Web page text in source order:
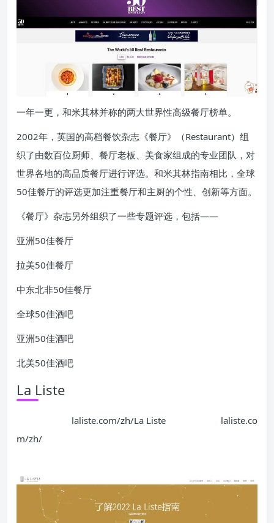
一年一更，和米其林并称的两大世界性高级餐厅榜单。
2002年，英国的高档餐饮杂志《餐厅》（Restaurant）组
织了由数百位厨师、餐厅老板、美食家组成的专业团队，对
世界各地的高品质餐厅进行评选。和米其林指南相比，全球
50佳餐厅的评选更加注重餐厅和主厨的个性、创新等方面。
《餐厅》杂志另外组织了一些专题评选，包括——
亚洲50佳餐厅
拉美50佳餐厅
中东北非50佳餐厅
全球50佳酒吧
亚洲50佳酒吧
北美50佳酒吧
La Liste
laliste.com/zh/La Liste
laliste.co
m/zh/